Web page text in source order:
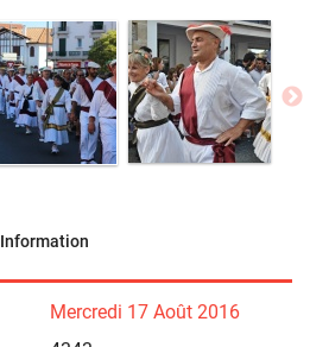
Information
Mercredi 17 Août 2016